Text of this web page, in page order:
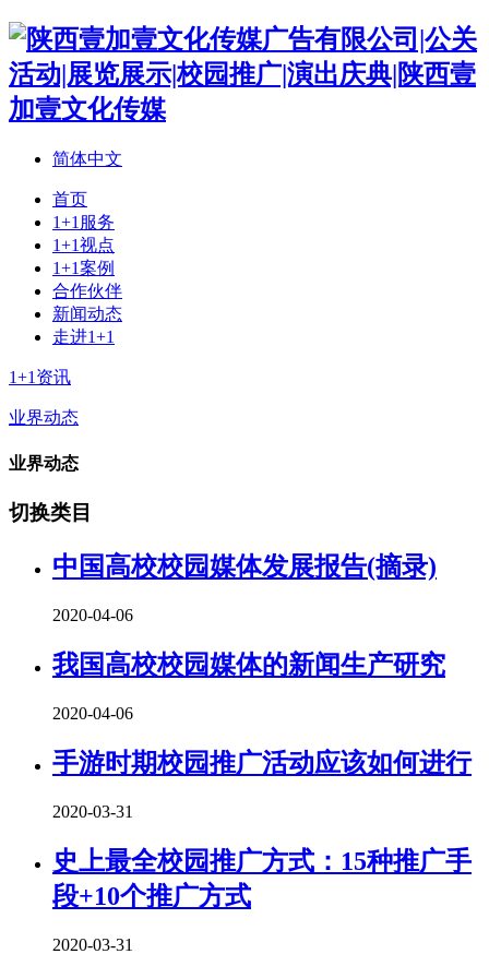
简体中文
首页
1+1服务
1+1视点
1+1案例
合作伙伴
新闻动态
走进1+1
1+1资讯
业界动态
业界动态
切换类目
中国高校校园媒体发展报告(摘录)
2020-04-06
我国高校校园媒体的新闻生产研究
2020-04-06
手游时期校园推广活动应该如何进行
2020-03-31
史上最全校园推广方式：15种推广手
段+10个推广方式
2020-03-31